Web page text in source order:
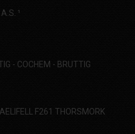
¹
- COCHEM - BRUTTIG
F261 THORSMORK